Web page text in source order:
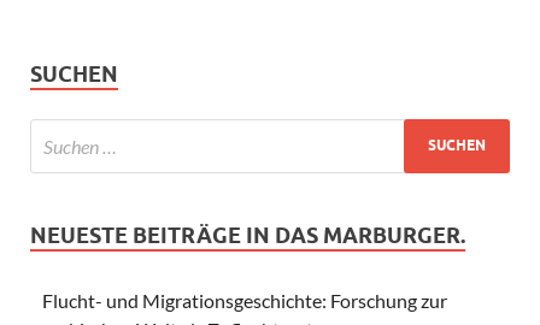
SUCHEN
NEUESTE BEITRÄGE IN DAS MARBURGER.
Flucht- und Migrationsgeschichte: Forschung zur